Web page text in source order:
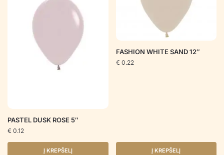
PASTEL DUSK ROSE 5″
€ 0.12
Į KREPŠELĮ
FASHION WHITE SAND 12″
€ 0.22
Į KREPŠELĮ